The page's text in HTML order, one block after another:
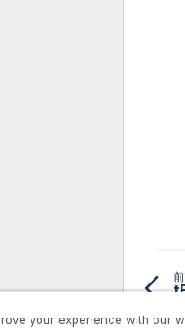
your experience with our